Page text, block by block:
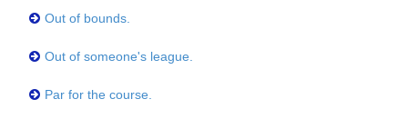
Out of bounds.
Out of someone's league.
Par for the course.